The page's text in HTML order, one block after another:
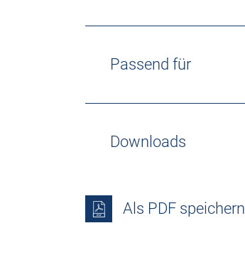
Passend für
Downloads
Als PDF speichern